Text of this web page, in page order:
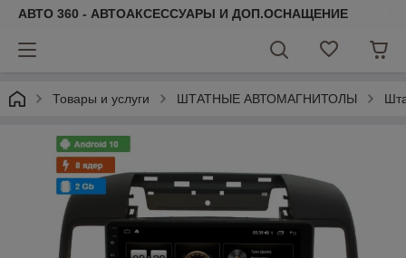
АВТО 360 - АВТОАКСЕССУАРЫ И ДОП.ОСНАЩЕНИЕ
Товары и услуги ШТАТНЫЕ АВТОМАГНИТОЛЫ